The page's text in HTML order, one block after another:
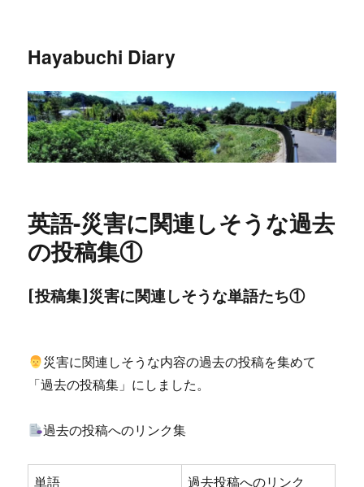
Hayabuchi Diary
英語-災害に関連しそうな過去
の投稿集①
[投稿集]災害に関連しそうな単語たち①
災害に関連しそうな内容の過去の投稿を集めて
「過去の投稿集」にしました。
過去の投稿へのリンク集
単語 過去投稿へのリンク